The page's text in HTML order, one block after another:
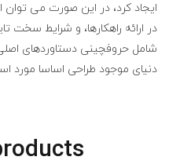
ایجاد کرد، در این صورت می
در ارائه راهکارها، و شرایط سخت
شامل حروفچینی دستاوردهای
دنیای موجود طراحی اساسا مورد